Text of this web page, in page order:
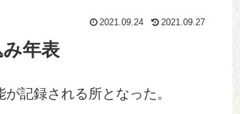
2021.09.24 2021.09.27
年表
記録される所となった。